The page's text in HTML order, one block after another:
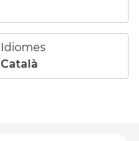
Idiomes
Català